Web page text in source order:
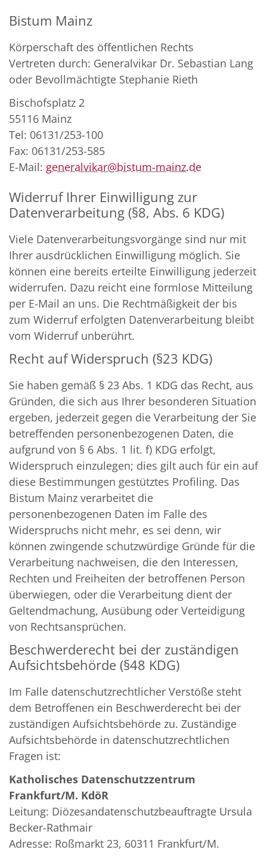
Bistum Mainz
Körperschaft des öffentlichen Rechts
Vertreten durch: Generalvikar Dr. Sebastian Lang
oder Bevollmächtigte Stephanie Rieth
Bischofsplatz 2
55116 Mainz
Tel: 06131/253-100
Fax: 06131/253-585
E-Mail: generalvikar@bistum-mainz.de
Widerruf Ihrer Einwilligung zur
Datenverarbeitung (§8, Abs. 6 KDG)
Viele Datenverarbeitungsvorgänge sind nur mit
Ihrer ausdrücklichen Einwilligung möglich. Sie
können eine bereits erteilte Einwilligung jederzeit
widerrufen. Dazu reicht eine formlose Mitteilung
per E-Mail an uns. Die Rechtmäßigkeit der bis
zum Widerruf erfolgten Datenverarbeitung bleibt
vom Widerruf unberührt.
Recht auf Widerspruch (§23 KDG)
Sie haben gemäß § 23 Abs. 1 KDG das Recht, aus
Gründen, die sich aus Ihrer besonderen Situation
ergeben, jederzeit gegen die Verarbeitung der Sie
betreffenden personenbezogenen Daten, die
aufgrund von § 6 Abs. 1 lit. f) KDG erfolgt,
Widerspruch einzulegen; dies gilt auch für ein auf
diese Bestimmungen gestütztes Profiling. Das
Bistum Mainz verarbeitet die
personenbezogenen Daten im Falle des
Widerspruchs nicht mehr, es sei denn, wir
können zwingende schutzwürdige Gründe für die
Verarbeitung nachweisen, die den Interessen,
Rechten und Freiheiten der betroffenen Person
überwiegen, oder die Verarbeitung dient der
Geltendmachung, Ausübung oder Verteidigung
von Rechtsansprüchen.
Beschwerderecht bei der zuständigen
Aufsichtsbehörde (§48 KDG)
Im Falle datenschutzrechtlicher Verstöße steht
dem Betroffenen ein Beschwerderecht bei der
zuständigen Aufsichtsbehörde zu. Zuständige
Aufsichtsbehörde in datenschutzrechtlichen
Fragen ist:
Katholisches Datenschutzzentrum
Frankfurt/M. KdöR
Leitung: Diözesandatenschutzbeauftragte Ursula
Becker-Rathmair
Adresse: Roßmarkt 23, 60311 Frankfurt/M.